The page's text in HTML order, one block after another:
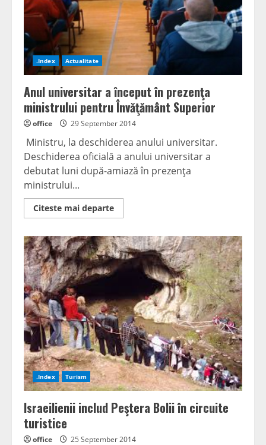
.Index Actualitate
Anul universitar a început în prezenţa
ministrului pentru Învăţământ Superior
office 29 September 2014
Ministru, la deschiderea anului universitar.
Deschiderea oficială a anului universitar a
debutat luni după-amiază în prezenţa
ministrului...
Citeste mai departeRead
more
universitar
a
început
în
prezenţa
ministrului
Învăţământ
Superior
.Index Turism
Israeilienii includ Peştera Bolii în circuite
turistice
office 25 September 2014